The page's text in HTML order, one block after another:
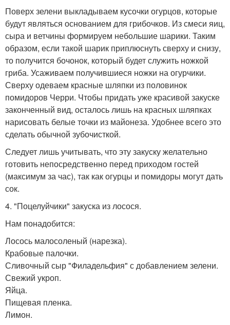
Поверх зелени выкладываем кусочки огурцов, которые
будут являться основанием для грибочков. Из смеси яиц,
сыра и ветчины формируем небольшие шарики. Таким
образом, если такой шарик приплюснуть сверху и снизу,
то получится бочонок, который будет служить ножкой
гриба. Усаживаем получившиеся ножки на огурчики.
Сверху одеваем красные шляпки из половинок
помидоров Черри. Чтобы придать уже красивой закуске
законченный вид, осталось лишь на красных шляпках
нарисовать белые точки из майонеза. Удобнее всего это
сделать обычной зубочисткой.
Следует лишь учитывать, что эту закуску желательно
готовить непосредственно перед приходом гостей
(максимум за час), так как огурцы и помидоры могут дать
сок.
4. "Поцелуйчики" закуска из лосося.
Нам понадобится:
Лосось малосоленый (нарезка).
Крабовые палочки.
Сливочный сыр "Филадельфия" с добавлением зелени.
Свежий укроп.
Яйца.
Пищевая пленка.
Лимон.